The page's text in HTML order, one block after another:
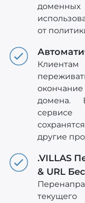
от
домена.
сервисе
другие
.VILLAS
& URL